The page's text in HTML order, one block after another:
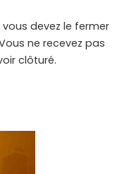
vous devez le fermer
ne recevez pas
clôturé.